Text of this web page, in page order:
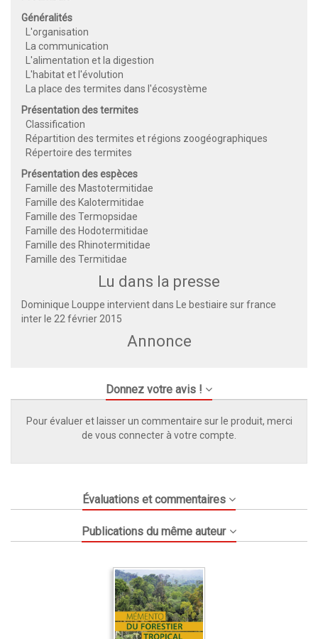
Généralités
L'organisation
La communication
L'alimentation et la digestion
L'habitat et l'évolution
La place des termites dans l'écosystème
Présentation des termites
Classification
Répartition des termites et régions zoogéographiques
Répertoire des termites
Présentation des espèces
Famille des Mastotermitidae
Famille des Kalotermitidae
Famille des Termopsidae
Famille des Hodotermitidae
Famille des Rhinotermitidae
Famille des Termitidae
Lu dans la presse
Dominique Louppe intervient dans Le bestiaire surfrance
inter le 22 février 2015
Annonce
Donnez votre avis !
Pour évaluer et laisser un commentaire sur le produit, merci
de vous connecter à votre compte.
Évaluations et commentaires
Publications du même auteur